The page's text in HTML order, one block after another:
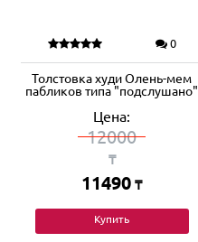
0
Толстовка худи Олень-мем
пабликов типа "подслушано"
Цена:
12000
₸
11490 ₸
Купить